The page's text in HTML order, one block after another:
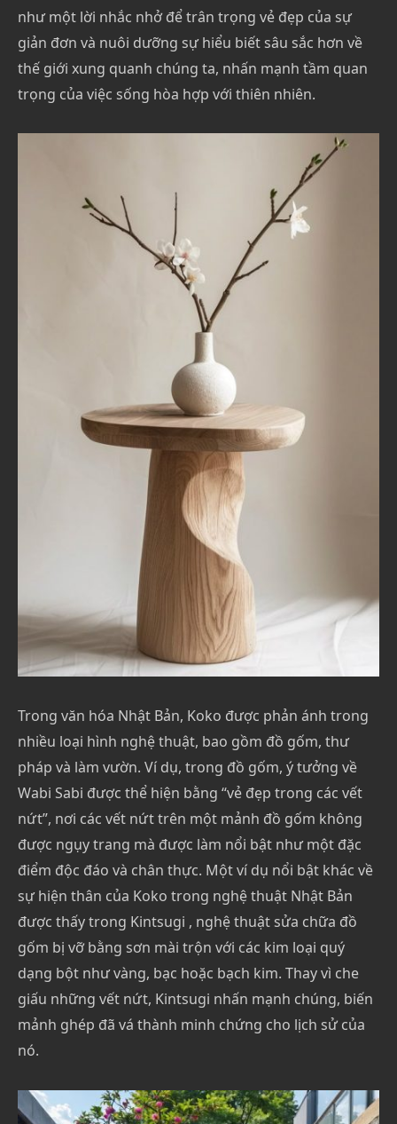
như một lời nhắc nhở để trân trọng vẻ đẹp của sự
giản đơn và nuôi dưỡng sự hiểu biết sâu sắc hơn về
thế giới xung quanh chúng ta, nhấn mạnh tầm quan
trọng của việc sống hòa hợp với thiên nhiên.
Trong văn hóa Nhật Bản, Koko được phản ánh trong
nhiều loại hình nghệ thuật, bao gồm đồ gốm, thư
pháp và làm vườn. Ví dụ, trong đồ gốm, ý tưởng về
Wabi Sabi được thể hiện bằng “vẻ đẹp trong các vết
nứt”, nơi các vết nứt trên một mảnh đồ gốm không
được ngụy trang mà được làm nổi bật như một đặc
điểm độc đáo và chân thực. Một ví dụ nổi bật khác về
sự hiện thân của Koko trong nghệ thuật Nhật Bản
được thấy trong Kintsugi , nghệ thuật sửa chữa đồ
gốm bị vỡ bằng sơn mài trộn với các kim loại quý
dạng bột như vàng, bạc hoặc bạch kim. Thay vì che
giấu những vết nứt, Kintsugi nhấn mạnh chúng, biến
mảnh ghép đã vá thành minh chứng cho lịch sử của
nó.